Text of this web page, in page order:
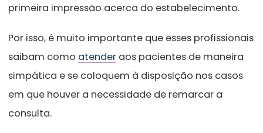
primeira impressão acerca do estabelecimento.
Por isso, é muito importante que esses profissionais
saibam como atender aos pacientes de maneira
simpática e se coloquem à disposição nos casos
em que houver a necessidade de remarcar a
consulta.